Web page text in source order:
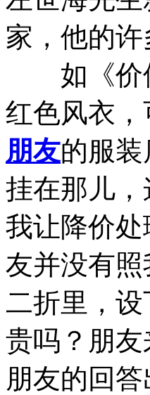
家，他的
如《价位
红色风衣
朋友的服
挂在那儿
我让降价
友并没有
二折里，
贵吗？朋友
朋友的回